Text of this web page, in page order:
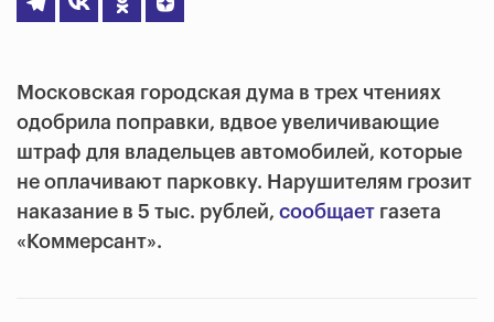
Московская городская дума в трех чтениях
одобрила поправки, вдвое увеличивающие
штраф для владельцев автомобилей, которые
не оплачивают парковку. Нарушителям грозит
наказание в 5 тыс. рублей, сообщает газета
«Коммерсант».